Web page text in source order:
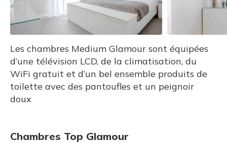
Les chambres Medium Glamour sont équipées
d’une télévision LCD, de la climatisation, du
WiFi gratuit et d’un bel ensemble produits de
toilette avec des pantoufles et un peignoir
doux
Chambres Top Glamour